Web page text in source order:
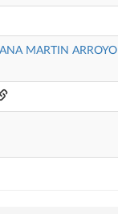
MARTIN ARROYO